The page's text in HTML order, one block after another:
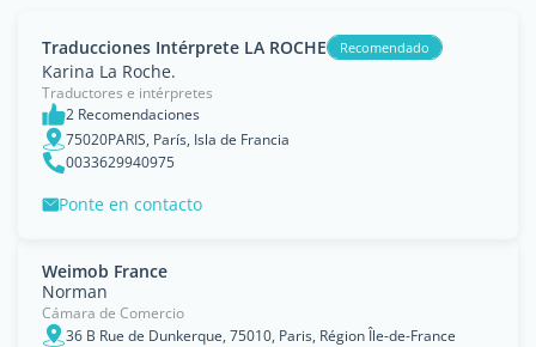
Traducciones Intérprete LA ROCHE Recomendado
Karina La Roche.
Traductores e intérpretes
2 Recomendaciones
75020PARIS, París, Isla de Francia
0033629940975
Ponte en contacto
Weimob France
Norman
Cámara de Comercio
36 B Rue de Dunkerque, 75010, Paris, Région Île-de-France